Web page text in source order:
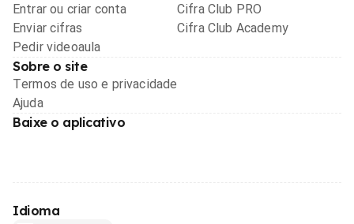
Entrar ou criar conta
Enviar cifras
Pedir videoaula
Cifra Club PRO
Cifra Club Academy
Sobre o site
Termos de uso e privacidade
Ajuda
Baixe o aplicativo
Idioma